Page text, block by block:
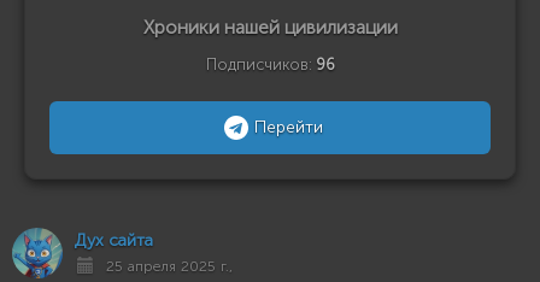
Хроники нашей цивилизации
Подписчиков: 96
Перейти
Дух сайта
25 апреля 2025 г.,